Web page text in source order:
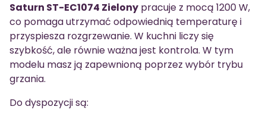
Saturn ST-EC1074 Zielony pracuje z mocą 1200 W,
co pomaga utrzymać odpowiednią temperaturę i
przyspiesza rozgrzewanie. W kuchni liczy się
szybkość, ale równie ważna jest kontrola. W tym
modelu masz ją zapewnioną poprzez wybór trybu
grzania.
Do dyspozycji są: